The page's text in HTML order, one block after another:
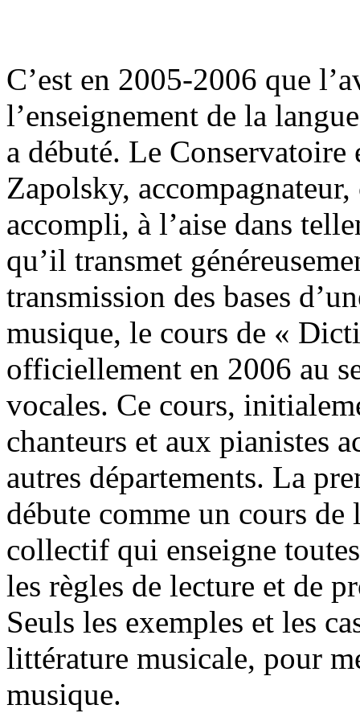
C’est en 2005-2006 que
l’enseignement de la
a débuté. Le Conservatoire
Zapolsky,
accompli, à l’aise dans
qu’il transmet
transmission des bases
musique, le cours de «
officiellement en 2006 au
vocales. Ce cours,
chanteurs et aux pianistes
autres départements. La
débute comme un cours
collectif qui enseigne
les règles de lecture et de
Seuls les exemples et les
littérature musicale, pour
musique.